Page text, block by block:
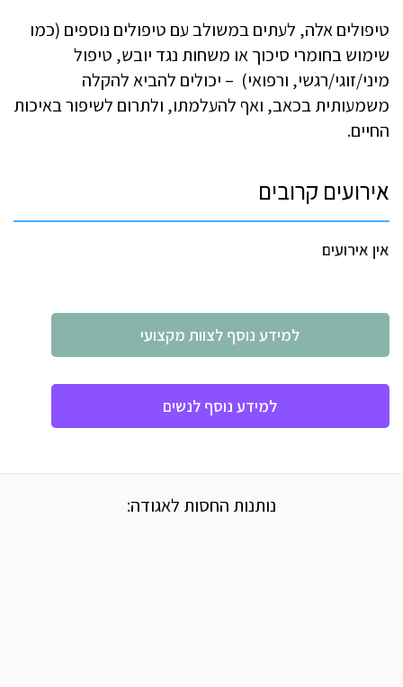
טיפולים אלה, לעתים במשולב עם טיפולים נוספים (כמו
שימוש בחומרי סיכוך או משחות נגד יובש, טיפול
מיני/זוגי/רגשי, ורפואי) – יכולים להביא להקלה
משמעותית בכאב, ואף להעלמתו, ולתרום לשיפור באיכות
החיים.
אירועים קרובים
אין אירועים
למידע נוסף לצוות מקצועי
למידע נוסף לנשים
נותנות החסות לאגודה: